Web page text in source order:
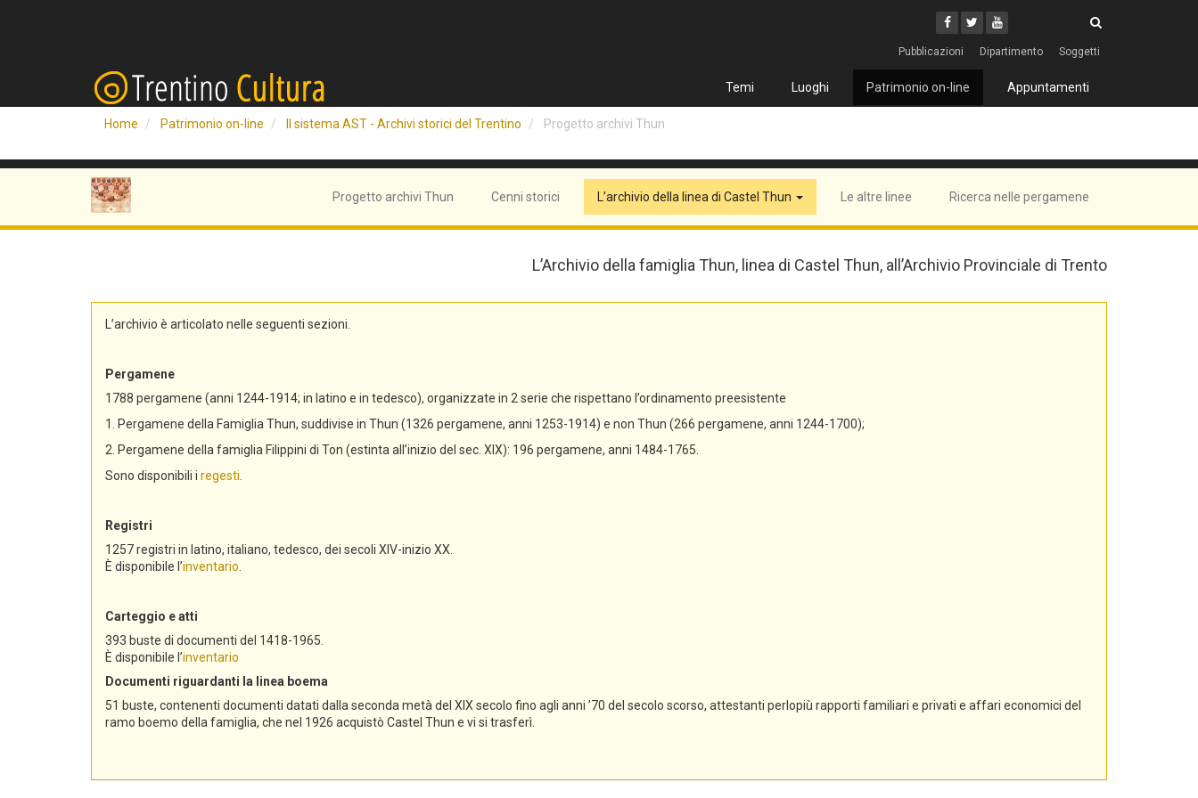
Facebook
Twitter
Youtube
Pubblicazioni Dipartimento Soggetti
Temi Luoghi Patrimonio on-line Appuntamenti
Home Patrimonio on-line Il sistema AST - Archivi storici del Trentino Progetto archivi Thun
Progetto archivi Thun Cenni storici L’archivio della linea di Castel Thun Le altre linee Ricerca nelle pergamene
L’Archivio della famiglia Thun, linea di Castel Thun, all’Archivio Provinciale di Trento
L’archivio è articolato nelle seguenti sezioni.
Pergamene
1788 pergamene (anni 1244-1914; in latino e in tedesco), organizzate in 2 serie che rispettano l’ordinamento preesistente
1. Pergamene della Famiglia Thun, suddivise in Thun (1326 pergamene, anni 1253-1914) e non Thun (266 pergamene, anni 1244-1700);
2. Pergamene della famiglia Filippini di Ton (estinta all’inizio del sec. XIX): 196 pergamene, anni 1484-1765.
Sono disponibili i regesti
Registri
1257 registri in latino, italiano, tedesco, dei secoli XIV-inizio XX.
È disponibile l’inventario
Carteggio e atti
393 buste di documenti del 1418-1965.
È disponibile l’inventario
Documenti riguardanti la linea boema
51 buste, contenenti documenti datati dalla seconda metà del XIX secolo fino agli anni ’70 del secolo scorso, attestanti perlopiù rapporti familiari e privati e affari economici del
ramo boemo della famiglia, che nel 1926 acquistò Castel Thun e vi si trasferì.